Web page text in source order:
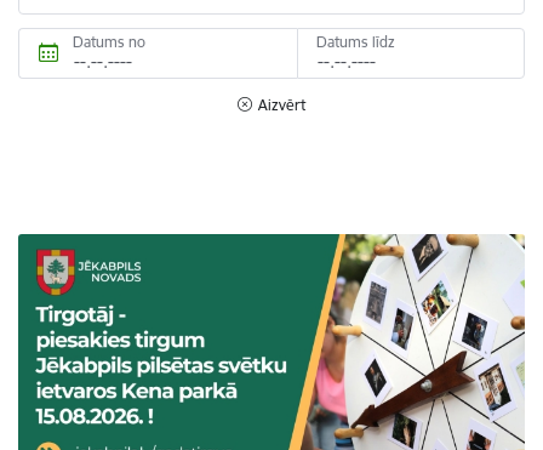
Datums no Datums līdz
Aizvērt